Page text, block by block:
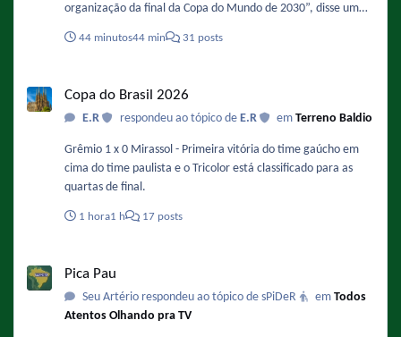
organização da final da Copa do Mundo de 2030”, disse um
o jornal The Times publicou uma informação dizendo que
sua reeleição. De acordo com a imprensa espanhola, o
Santiago Bernabéu, estádio do Real Madrid, é o principal
https://www.metropoles.com/esportes/apos-rumores-fifa-
nega-ter-oferecido-final-da-copa-ao-marrocos
44 minutos44 min 31 posts
Copa do Brasil 2026
E.R respondeu ao tópico de E.R emTerreno Baldio
Grêmio 1 x 0 Mirassol - Primeira vitória do time gaúcho em
cima do time paulista e o Tricolor está classificado para as
quartas de final.
1 hora1 h 17 posts
Pica Pau
Seu Artério respondeu ao tópico de sPiDeR em Todos
Atentos Olhando pra TV